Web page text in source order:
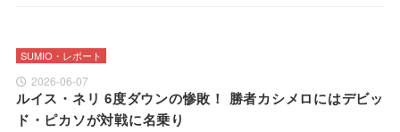
SUMIO・レポート
2026-06-07
ルイス・ネリ 6度ダウンの惨敗！ 勝者カシメロにはデビッ
ド・ピカソが対戦に名乗り